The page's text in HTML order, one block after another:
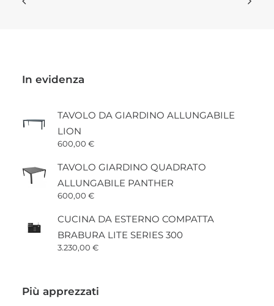
In evidenza
TAVOLO DA GIARDINO ALLUNGABILE
LION
600,00 €
TAVOLO GIARDINO QUADRATO
ALLUNGABILE PANTHER
600,00 €
CUCINA DA ESTERNO COMPATTA
BRABURA LITE SERIES 300
3.230,00 €
Più apprezzati